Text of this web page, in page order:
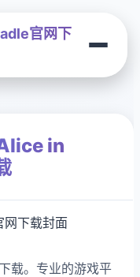
官网下
in
载。专业的游戏平